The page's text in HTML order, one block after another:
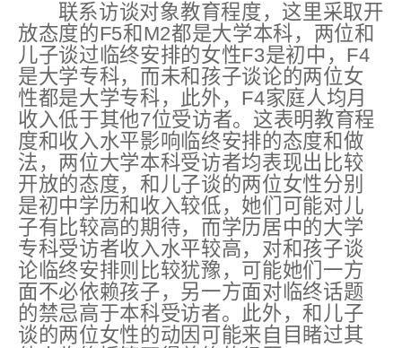
联系访谈对象教育程度，这里采取开
放态度的F5和M2都是大学本科，两位和
儿子谈过临终安排的女性F3是初中，F4
是大学专科，而未和孩子谈论的两位女
性都是大学专科，此外，F4家庭人均月
收入低于其他7位受访者。这表明教育程
度和收入水平影响临终安排的态度和做
法，两位大学本科受访者均表现出比较
开放的态度，和儿子谈的两位女性分别
是初中学历和收入较低，她们可能对儿
子有比较高的期待，而学历居中的大学
专科受访者收入水平较高，对和孩子谈
论临终安排则比较犹豫，可能她们一方
面不必依赖孩子，另一方面对临终话题
的禁忌高于本科受访者。此外，和儿子
谈的两位女性的动因可能来自目睹过其